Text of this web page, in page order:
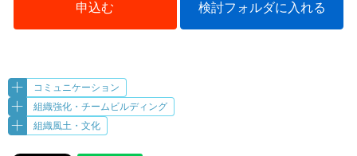
申込む 検討フォルダに入れる
コミュニケーション
組織強化・チームビルディング
組織風土・文化